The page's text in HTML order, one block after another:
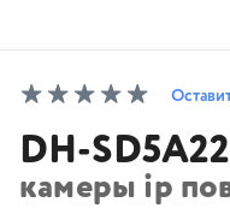
DH-
камеры ip